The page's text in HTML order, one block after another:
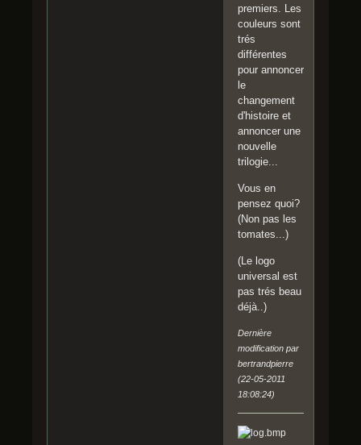
premiers. Les
couleurs sont
trés
différentes
pour annoncer
le
changement
d'histoire et
annoncer une
nouvelle
trilogie...
Vous en
pensez quoi?
(Non pas les
tomates...)
(Le logo
universal est
pas trés beau
déjà..)
Dernière
modification par
bertrandpierre
(22-05-2011
18:08:24)